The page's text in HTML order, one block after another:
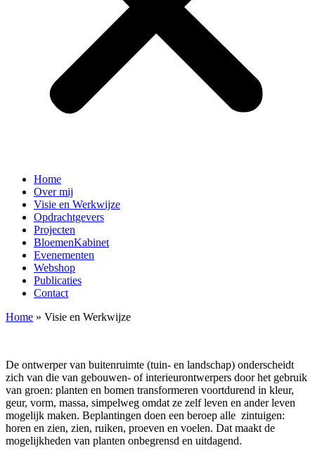
Home
Over mij
Visie en Werkwijze
Opdrachtgevers
Projecten
BloemenKabinet
Evenementen
Webshop
Publicaties
Contact
Home » Visie en Werkwijze
De ontwerper van buitenruimte (tuin- en landschap) onderscheidt
zich van die van gebouwen- of interieurontwerpers door het gebruik
van groen: planten en bomen transformeren voortdurend in kleur,
geur, vorm, massa, simpelweg omdat ze zelf leven en ander leven
mogelijk maken. Beplantingen doen een beroep alle zintuigen:
horen en zien, zien, ruiken, proeven en voelen. Dat maakt de
mogelijkheden van planten onbegrensd en uitdagend.